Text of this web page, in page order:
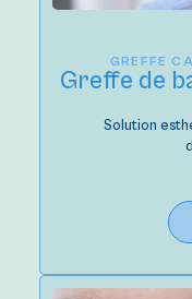
GREFFE
Greffe de
Solution